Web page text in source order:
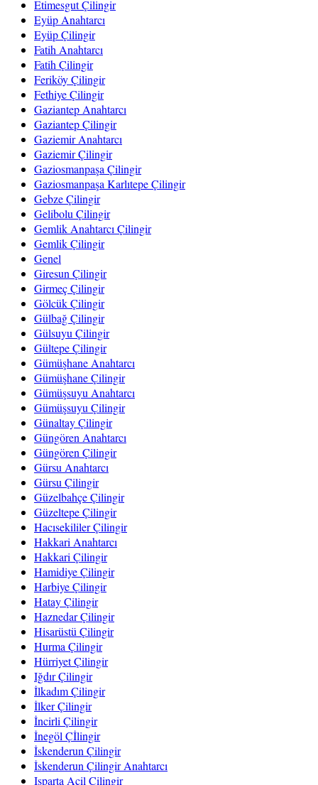
Etimesgut Çilingir
Eyüp Anahtarcı
Eyüp Çilingir
Fatih Anahtarcı
Fatih Çilingir
Feriköy Çilingir
Fethiye Çilingir
Gaziantep Anahtarcı
Gaziantep Çilingir
Gaziemir Anahtarcı
Gaziemir Çilingir
Gaziosmanpaşa Çilingir
Gaziosmanpaşa Karlıtepe Çilingir
Gebze Çilingir
Gelibolu Çilingir
Gemlik Anahtarcı Çilingir
Gemlik Çilingir
Genel
Giresun Çilingir
Girmeç Çilingir
Gölcük Çilingir
Gülbağ Çilingir
Gülsuyu Çilingir
Gültepe Çilingir
Gümüşhane Anahtarcı
Gümüşhane Çilingir
Gümüşsuyu Anahtarcı
Gümüşsuyu Çilingir
Günaltay Çilingir
Güngören Anahtarcı
Güngören Çilingir
Gürsu Anahtarcı
Gürsu Çilingir
Güzelbahçe Çilingir
Güzeltepe Çilingir
Hacısekililer Çilingir
Hakkari Anahtarcı
Hakkari Çilingir
Hamidiye Çilingir
Harbiye Çilingir
Hatay Çilingir
Haznedar Çilingir
Hisarüstü Çilingir
Hurma Çilingir
Hürriyet Çilingir
Iğdır Çilingir
İlkadım Çilingir
İlker Çilingir
İncirli Çilingir
İnegöl Çİlingir
İskenderun Çilingir
İskenderun Çilingir Anahtarcı
Isparta Acil Çilingir